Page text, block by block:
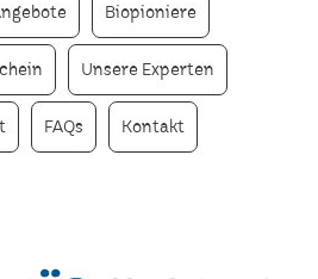
Biopioniere
Unsere Experten
FAQs Kontakt